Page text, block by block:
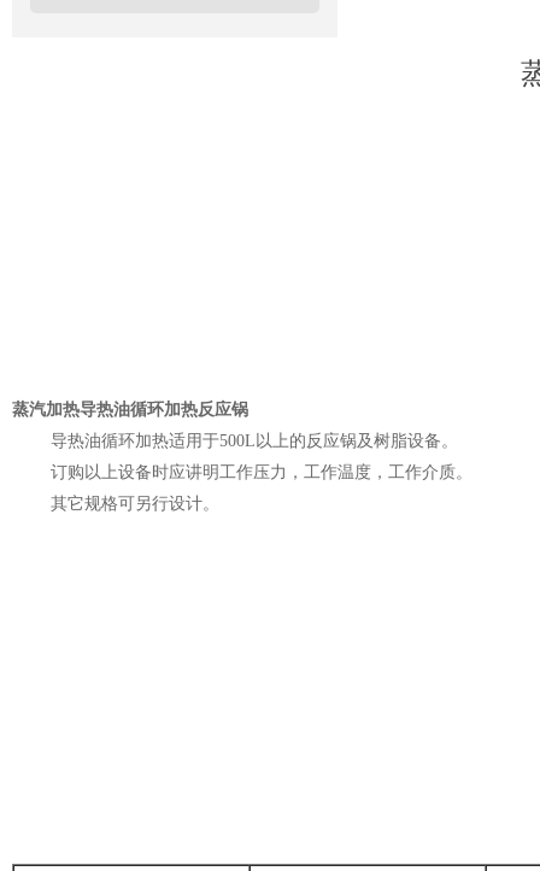
蒸汽加热导热油循环加热反应锅
导热油循环加热适用于500L以上的反应锅及树脂设备。
订购以上设备时应讲明工作压力，工作温度，工作介质。
其它规格可另行设计。